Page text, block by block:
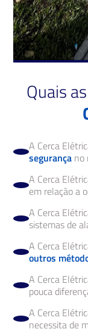
Quais
A Cerca
segurança no
A Cerca
em relação a
A Cerca
sistemas de
A Cerca
outros
A Cerca
pouca
A Cerca
necessita de